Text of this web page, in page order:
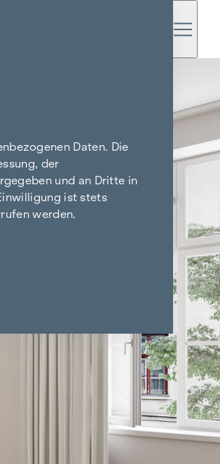
Daten. Die
der
und an Dritte in
ist stets
werden.